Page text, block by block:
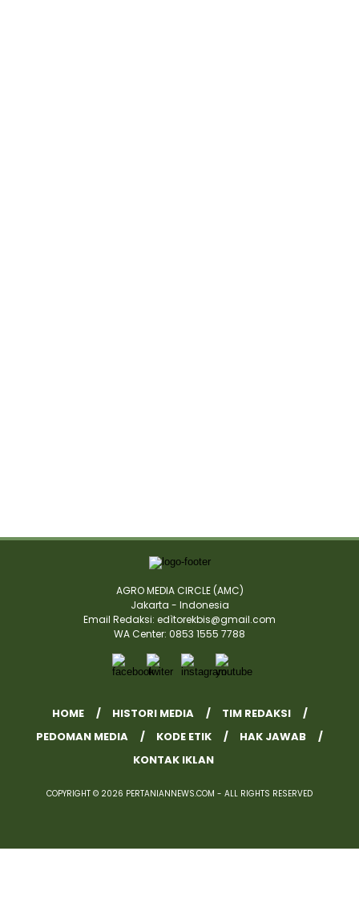
AGRO MEDIA CIRCLE (AMC)
Jakarta - Indonesia
Email Redaksi: edìtorekbis@gmail.com
WA Center: 0853 1555 7788
HOME HISTORI MEDIA
TIM REDAKSI
PEDOMAN MEDIA
KODE ETIK
HAK JAWAB
KONTAK IKLAN
COPYRIGHT © 2026 PERTANIANNEWS.COM - ALL RIGHTS RESERVED